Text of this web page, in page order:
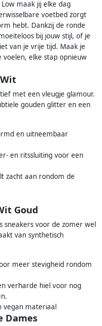
Low maak jij elke dag
voetbed zorgt
hebt. Dankzij de ronde
bij jouw stijl, of je
van je vrije tijd. Maak je
elke stap opnieuw
met een vleugje glamour.
gouden glitter en een
en uitneembaar
en ritssluiting voor een
zacht aan rondom de
Goud
sneakers voor de zomer wel
van synthetisch
meer stevigheid rondom
verharde hiel voor nog
vegan materiaal
Dames